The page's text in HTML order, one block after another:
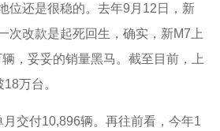
位还是很稳的。去年9月12日，新
次改款是起死回生，确实，新M7上
，妥妥的销量黑马。截至目前，上
万台。
交付10,896辆。再往前看，今年1